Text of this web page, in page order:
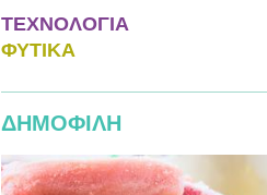
ΤΕΧΝΟΛΟΓΙΑ
ΦΥΤΙΚA
ΔΗΜΟΦΙΛΗ